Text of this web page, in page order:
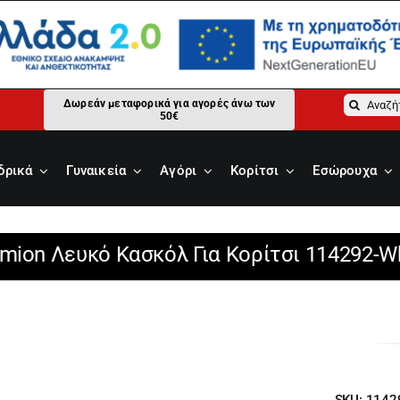
Δωρεάν μεταφορικά για αγορές άνω των
50€
Γυναικεία Αγόρι Κορίτσι Εσώρουχα
Λευκό Κασκόλ Για Κορίτσι 114292-